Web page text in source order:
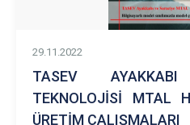
29.11.2022
TASEV
TEKNOLOJİSİ MTAL
ÜRETİM ÇALIŞMALARI